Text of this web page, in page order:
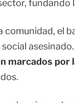
fundando
comunidad, el
marcados por